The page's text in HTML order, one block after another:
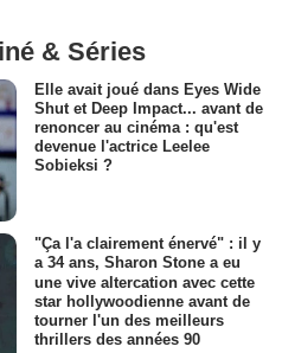
& Séries
Elle avait joué dans Eyes Wide
Shut et Deep Impact... avant de
renoncer au cinéma : qu'est
devenue l'actrice Leelee
Sobieksi ?
"Ça l'a clairement énervé" : il y
a 34 ans, Sharon Stone a eu
une vive altercation avec cette
star hollywoodienne avant de
tourner l'un des meilleurs
thrillers des années 90